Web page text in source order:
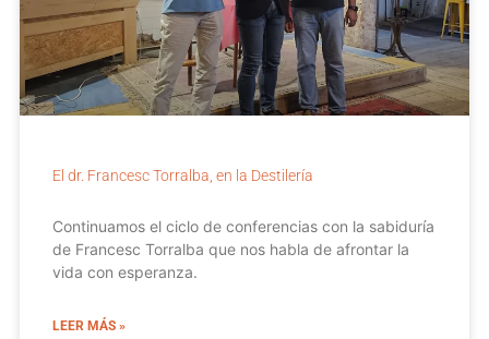
El dr. Francesc Torralba, en la Destilería
Continuamos el ciclo de conferencias con la sabiduría
de Francesc Torralba que nos habla de afrontar la
vida con esperanza.
LEER MÁS »